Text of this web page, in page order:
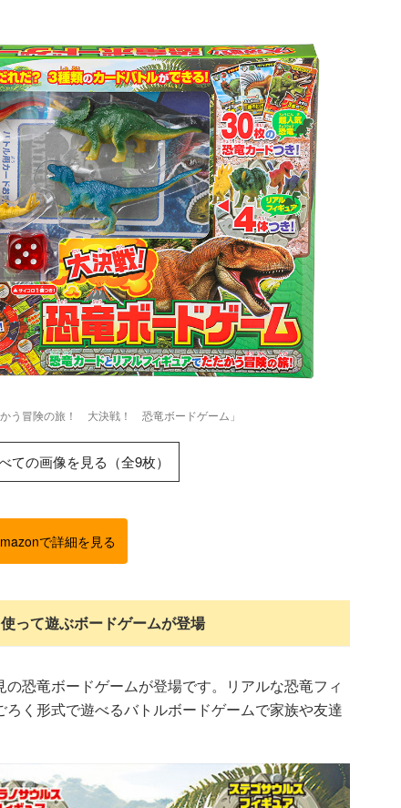
かう冒険の旅！ 大決戦！ 恐竜ボードゲーム」
ての画像を見る（全9枚）
で詳細を見る
って遊ぶボードゲームが登場
恐竜ボードゲームが登場です。リアルな恐竜フィ
く形式で遊べるバトルボードゲームで家族や友達